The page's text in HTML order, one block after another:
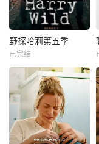
野探哈莉第五季
已完结